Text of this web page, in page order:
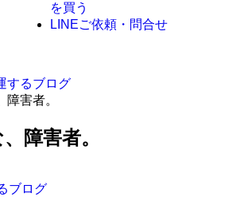
を買う
LINEご依頼・問合せ
するブログ
害者。
障害者。
ブログ